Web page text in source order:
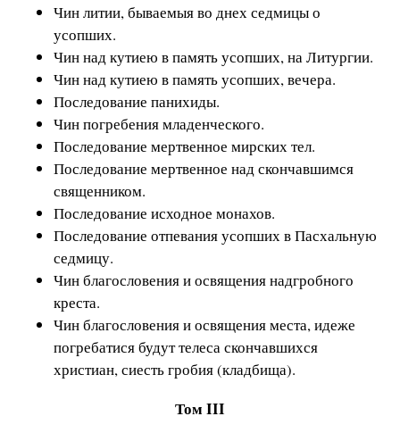
Чин литии, бываемыя во днех седмицы о
усопших.
Чин над кутиею в память усопших, на Литургии.
Чин над кутиею в память усопших, вечера.
Последование панихиды.
Чин погребения младенческого.
Последование мертвенное мирских тел.
Последование мертвенное над скончавшимся
священником.
Последование исходное монахов.
Последование отпевания усопших в Пасхальную
седмицу.
Чин благословения и освящения надгробного
креста.
Чин благословения и освящения места, идеже
погребатися будут телеса скончавшихся
христиан, сиесть гробия (кладбища).
Том III